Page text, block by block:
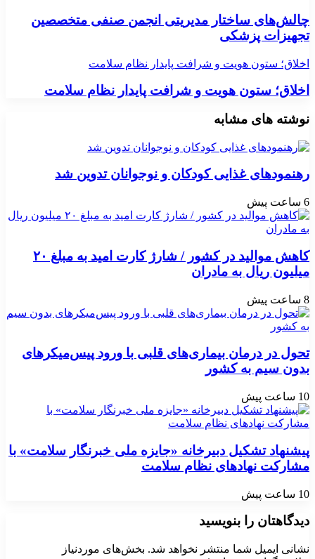
چالش‌های ساختار مدیریتی انجمن صنفی متخصصین
تجهیزات پزشکی
اخلاق؛ ستون هویت و شرافت پایدار نظام سلامت
اخلاق؛ ستون هویت و شرافت پایدار نظام سلامت
نوشته های مشابه
رهنمودهای غذایی کودکان و نوجوانان تدوین شد
6 ساعت پیش
کاهش موالید در کشور / شارژ کارت امید به مبلغ ۲۰
میلیون ریال به مادران
8 ساعت پیش
تحول در درمان بیماری‌های قلبی با ورود پیس‌میکرهای
بدون سیم به کشور
10 ساعت پیش
پیشنهاد تشکیل دبیرخانه «جایزه ملی خبرنگار سلامت» با
مشارکت نهادهای نظام سلامت
10 ساعت پیش
دیدگاهتان را بنویسید
نشانی ایمیل شما منتشر نخواهد شد. بخش‌های موردنیاز